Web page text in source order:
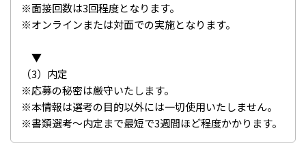
※面接回数は3回程度となります。
※オンラインまたは対面での実施となります。
▼
（3）内定
※応募の秘密は厳守いたします。
※本情報は選考の目的以外には一切使用いたしません。
※書類選考～内定まで最短で3週間ほど程度かかります。